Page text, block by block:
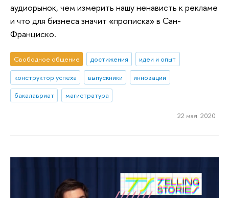
аудиорынок, чем измерить нашу ненависть к рекламе
и что для бизнеса значит «прописка» в Сан-
Франциско.
Свободное общение достижения
идеи и опыт
конструктор успеха
выпускники
инновации
бакалавриат
магистратура
22 мая 2020